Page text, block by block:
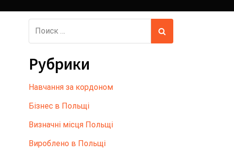
Рубрики
Hавчання за кордоном
Бізнес в Польщі
Визначні місця Польщі
Вироблено в Польщі